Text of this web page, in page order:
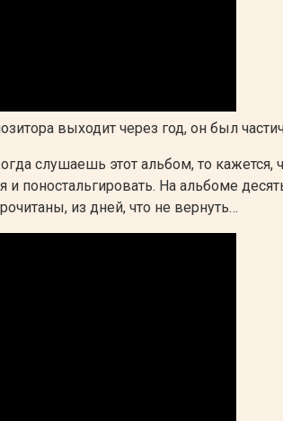
выходит через год, он был
слушаешь этот альбом, то
поностальгировать. На альбоме
из дней, что не вернуть…